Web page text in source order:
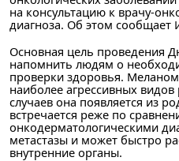
на консультацию к врачу-
диагноза. Об этом сообщает
Основная цель проведения
напомнить людям о
проверки здоровья.
наиболее агрессивных
случаев она появляется из
встречается реже по
онкодерматологическими
метастазы и может быстро
внутренние органы.